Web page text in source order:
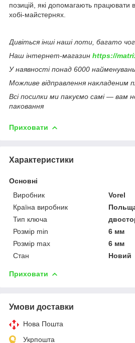
позицій, які допомагають працювати
хобі-майстернях.
Дивіться інші наші лоти, багато
Наш інтернет-магазин https://
У наявності понад 6000
Можливе відправлення накладеним
Всі посилки ми пакуємо самі — вам
паковання
Приховати
Характеристики
Основні
Виробник
Vorel
Країна виробник
Тип ключа
Розмір min
6 мм
Розмір max
6 мм
Стан
Новий
Приховати
Умови доставки
Нова Пошта
Укрпошта